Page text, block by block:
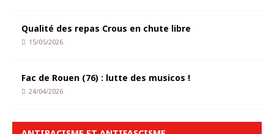
Qualité des repas Crous en chute libre
15/05/2026
Fac de Rouen (76) : lutte des musicos !
24/04/2026